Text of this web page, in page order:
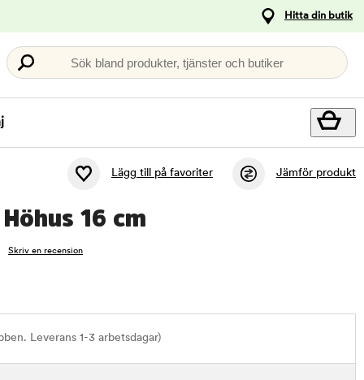
Hitta din butik
Sök bland produkter, tjänster och butiker
Lägg till på favoriter Jämför produkt
16 cm
Skriv en recension
Leverans 1-3 arbetsdagar)